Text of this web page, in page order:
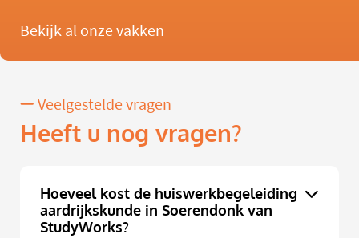
Bekijk al onze vakken
Veelgestelde vragen
Heeft u nog vragen?
Hoeveel kost de huiswerkbegeleiding
aardrijkskunde in Soerendonk van
StudyWorks?